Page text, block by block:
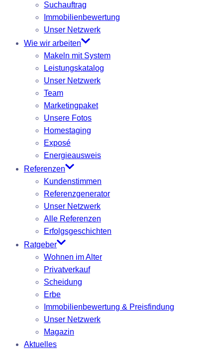
Suchauftrag
Immobilienbewertung
Unser Netzwerk
Wie wir arbeiten
Makeln mit System
Leistungskatalog
Unser Netzwerk
Team
Marketingpaket
Unsere Fotos
Homestaging
Exposé
Energieausweis
Referenzen
Kundenstimmen
Referenzgenerator
Unser Netzwerk
Alle Referenzen
Erfolgsgeschichten
Ratgeber
Wohnen im Alter
Privatverkauf
Scheidung
Erbe
Immobilienbewertung & Preisfindung
Unser Netzwerk
Magazin
Aktuelles